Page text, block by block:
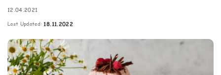
12.04.2021
Last Updated: 18.11.2022